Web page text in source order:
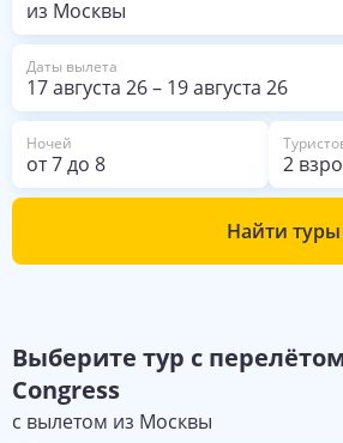
Даты вылета
17 августа 26– 19 августа 26
Ночей
от7до 8 2
Найти туры
Выберите тур с
Congress
с вылетом из Москвы